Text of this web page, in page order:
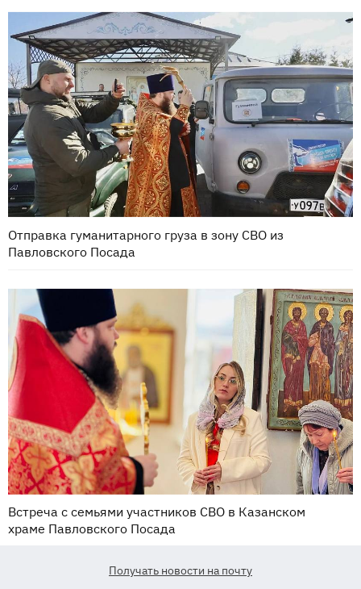
Отправка гуманитарного груза в зону СВО из
Павловского Посада
Встреча с семьями участников СВО в Казанском
храме Павловского Посада
Получать новости на почту